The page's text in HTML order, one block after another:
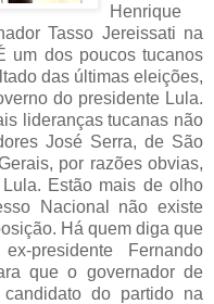
Henrique
Tasso Jereissati na
um dos poucos tucanos
das últimas eleições,
do presidente Lula.
lideranças tucanas não
José Serra, de São
por razões obvias,
Estão mais de olho
Nacional não existe
Há quem diga que
presidente Fernando
que o governador de
do partido na